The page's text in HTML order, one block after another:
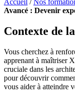
Avancé : Devenir
Contexte de
Vous cherchez à
apprenant à maîtriser
cruciale dans les
pour découvrir
vous aider à atteindre